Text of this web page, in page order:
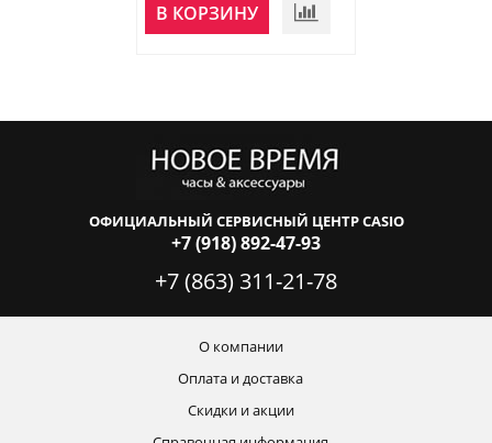
В КОРЗИНУ
ОФИЦИАЛЬНЫЙ СЕРВИСНЫЙ ЦЕНТР CASIO
+7 (918) 892-47-93
+7 (863) 311-21-78
О компании
Оплата и доставка
Скидки и акции